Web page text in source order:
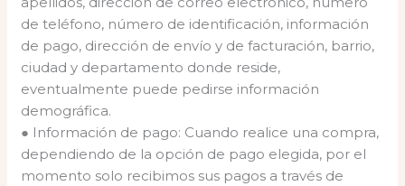
de teléfono, número de identificación, información
de pago, dirección de envío y de facturación, barrio,
ciudad y departamento donde reside,
eventualmente puede pedirse información
demográfica.
● Información de pago: Cuando realice una compra,
dependiendo de la opción de pago elegida, por el
momento solo recibimos sus pagos a través de